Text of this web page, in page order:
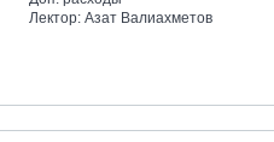
Лектор: Азат Валиахметов